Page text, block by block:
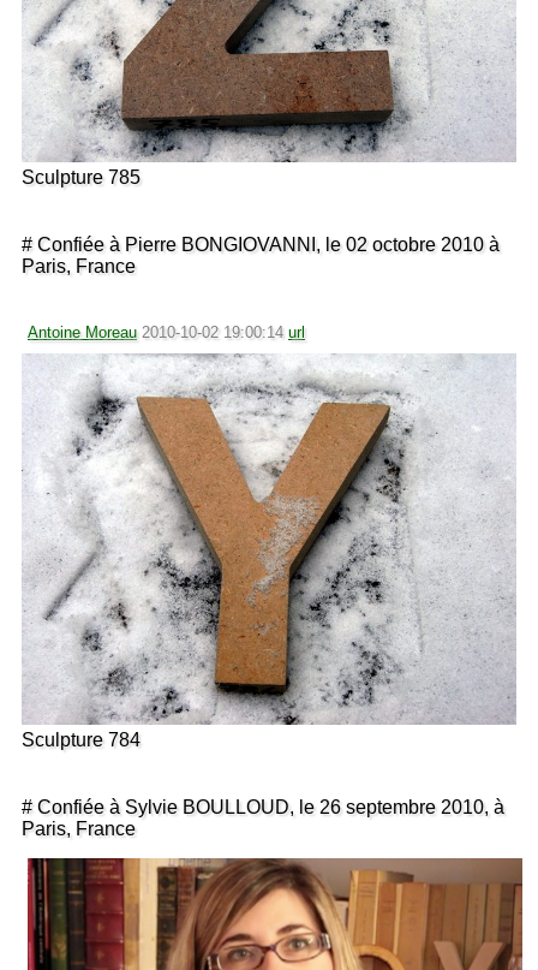
Sculpture 785
# Confiée à Pierre BONGIOVANNI, le 02 octobre 2010 à
Paris, France
Antoine Moreau 2010-10-02 19:00:14 url
Sculpture 784
# Confiée à Sylvie BOULLOUD, le 26 septembre 2010, à
Paris, France